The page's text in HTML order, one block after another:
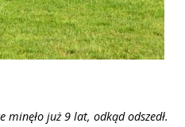
już 9 lat, odkąd odszedł.